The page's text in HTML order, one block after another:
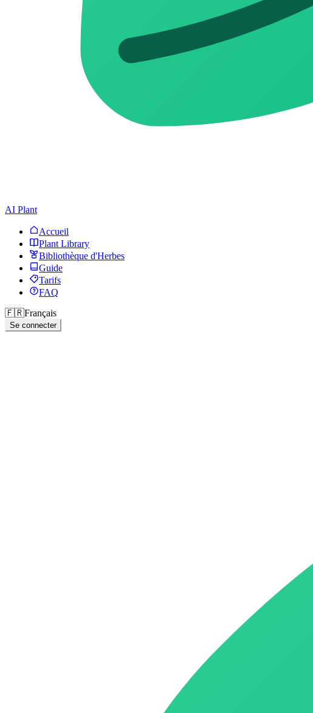
AI Plant
Accueil
Plant Library
Bibliothèque d'Herbes
Guide
Tarifs
FAQ
🇫🇷Français
Se connecter